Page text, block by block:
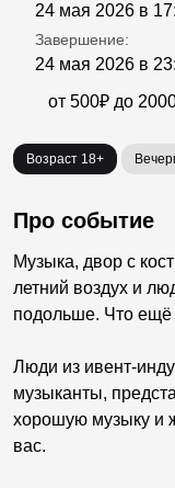
24 мая 2026 в
Завершение:
24 мая 2026 в
от 500₽ до
Возраст 18+
Про событие
Музыка, двор с
летний воздух и
подольше. Что ещё
Люди из ивент-
музыканты,
хорошую музыку и
вас.